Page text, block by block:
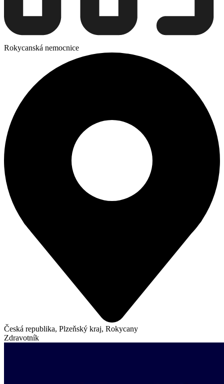
Rokycanská nemocnice
Česká republika, Plzeňský kraj, Rokycany
Zdravotník